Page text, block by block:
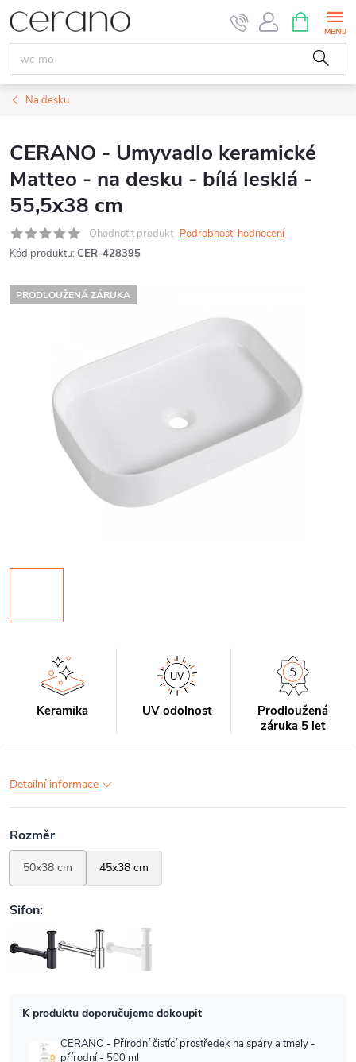
Přejít
na
obsah
NÁKUPNÍ
KOŠÍK
Na desku
CERANO - Umyvadlo keramické
Matteo - na desku - bílá lesklá -
55,5x38 cm
Ohodnotit produkt Podrobnosti hodnocení
Kód produktu: CER-428395
PRODLOUŽENÁ ZÁRUKA
Keramika UV odolnost
Prodloužená
záruka 5 let
Detailní informace